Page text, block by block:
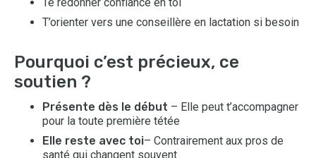
T’orienter vers une conseillère en lactation si besoin
Pourquoi c’est précieux, ce
soutien ?
Présente dès le début – Elle peut t’accompagner
pour la toute première tétée
Elle reste avec toi– Contrairement aux pros de
santé qui changent souvent